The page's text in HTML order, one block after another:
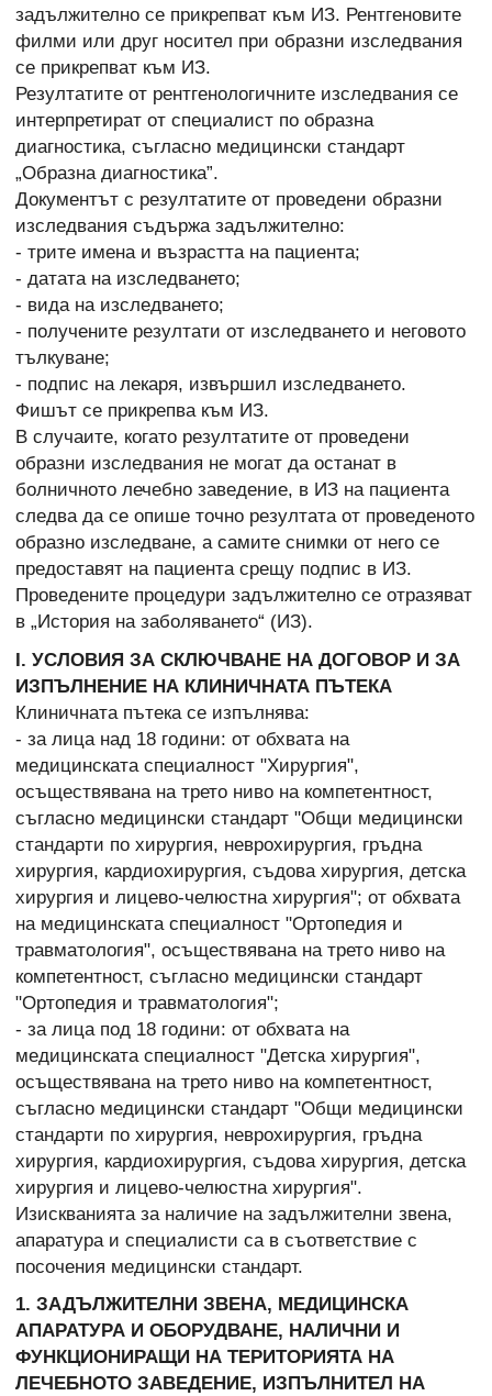
задължително се прикрепват към ИЗ. Рентгеновите
филми или друг носител при образни изследвания
се прикрепват към ИЗ.
Резултатите от рентгенологичните изследвания се
интерпретират от специалист по образна
диагностика, съгласно медицински стандарт
„Образна диагностика”.
Документът с резултатите от проведени образни
изследвания съдържа задължително:
- трите имена и възрастта на пациента;
- датата на изследването;
- вида на изследването;
- получените резултати от изследването и неговото
тълкуване;
- подпис на лекаря, извършил изследването.
Фишът се прикрепва към ИЗ.
В случаите, когато резултатите от проведени
образни изследвания не могат да останат в
болничното лечебно заведение, в ИЗ на пациента
следва да се опише точно резултата от проведеното
образно изследване, а самите снимки от него се
предоставят на пациента срещу подпис в ИЗ.
Проведените процедури задължително се отразяват
в „История на заболяването“ (ИЗ).
І. УСЛОВИЯ ЗА СКЛЮЧВАНЕ НА ДОГОВОР И ЗА
ИЗПЪЛНЕНИЕ НА КЛИНИЧНАТА ПЪТЕКА
Клиничната пътека се изпълнява:
- за лица над 18 години: от обхвата на
медицинската специалност "Хирургия",
осъществявана на трето ниво на компетентност,
съгласно медицински стандарт "Общи медицински
стандарти по хирургия, неврохирургия, гръдна
хирургия, кардиохирургия, съдова хирургия, детска
хирургия и лицево-челюстна хирургия"; от обхвата
на медицинската специалност "Ортопедия и
травматология", осъществявана на трето ниво на
компетентност, съгласно медицински стандарт
"Ортопедия и травматология";
- за лица под 18 години: от обхвата на
медицинската специалност "Детска хирургия",
осъществявана на трето ниво на компетентност,
съгласно медицински стандарт "Общи медицински
стандарти по хирургия, неврохирургия, гръдна
хирургия, кардиохирургия, съдова хирургия, детска
хирургия и лицево-челюстна хирургия".
Изискванията за наличие на задължителни звена,
апаратура и специалисти са в съответствие с
посочения медицински стандарт.
1. ЗАДЪЛЖИТЕЛНИ ЗВЕНА, МЕДИЦИНСКА
АПАРАТУРА И ОБОРУДВАНЕ, НАЛИЧНИ И
ФУНКЦИОНИРАЩИ НА ТЕРИТОРИЯТА НА
ЛЕЧЕБНОТО ЗАВЕДЕНИЕ, ИЗПЪЛНИТЕЛ НА